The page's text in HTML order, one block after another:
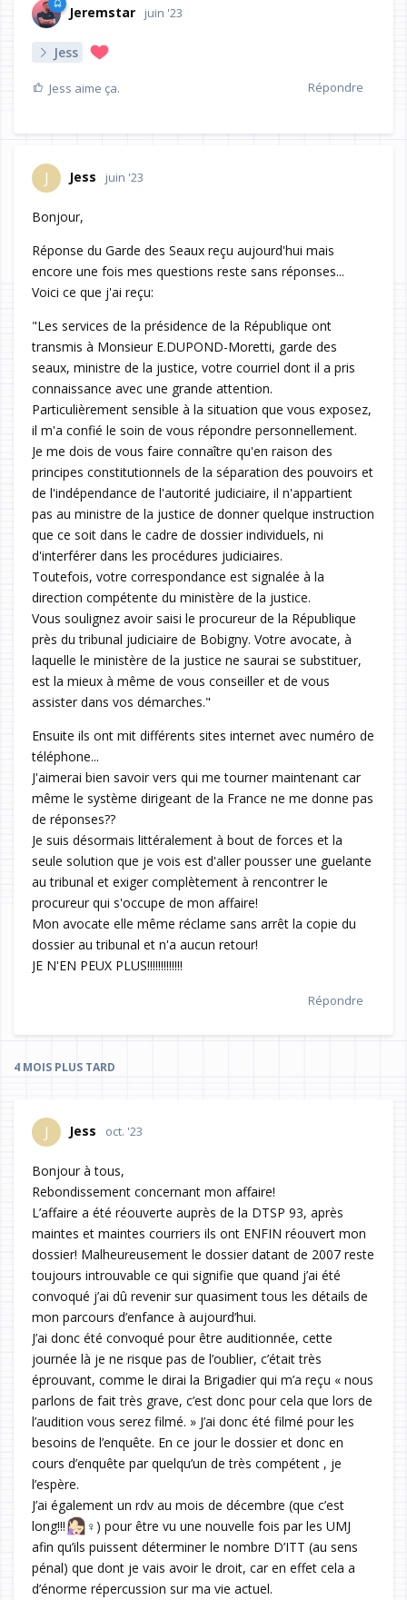
Jeremstar juin '23
Jess
Répondre
Jess aime ça.
J Jess juin '23
Bonjour,
Réponse du Garde des Seaux reçu aujourd'hui mais
encore une fois mes questions reste sans réponses...
Voici ce que j'ai reçu:
"Les services de la présidence de la République ont
transmis à Monsieur E.DUPOND-Moretti, garde des
seaux, ministre de la justice, votre courriel dont il a pris
connaissance avec une grande attention.
Particulièrement sensible à la situation que vous exposez,
il m'a confié le soin de vous répondre personnellement.
Je me dois de vous faire connaître qu'en raison des
principes constitutionnels de la séparation des pouvoirs et
de l'indépendance de l'autorité judiciaire, il n'appartient
pas au ministre de la justice de donner quelque instruction
que ce soit dans le cadre de dossier individuels, ni
d'interférer dans les procédures judiciaires.
Toutefois, votre correspondance est signalée à la
direction compétente du ministère de la justice.
Vous soulignez avoir saisi le procureur de la République
près du tribunal judiciaire de Bobigny. Votre avocate, à
laquelle le ministère de la justice ne saurai se substituer,
est la mieux à même de vous conseiller et de vous
assister dans vos démarches."
Ensuite ils ont mit différents sites internet avec numéro de
téléphone...
J'aimerai bien savoir vers qui me tourner maintenant car
même le système dirigeant de la France ne me donne pas
de réponses??
Je suis désormais littéralement à bout de forces et la
seule solution que je vois est d'aller pousser une guelante
au tribunal et exiger complètement à rencontrer le
procureur qui s'occupe de mon affaire!
Mon avocate elle même réclame sans arrêt la copie du
dossier au tribunal et n'a aucun retour!
JE N'EN PEUX PLUS!!!!!!!!!!!!!
Répondre
4 MOIS PLUS TARD
J Jess oct. '23
Bonjour à tous,
Rebondissement concernant mon affaire!
L’affaire a été réouverte auprès de la DTSP 93, après
maintes et maintes courriers ils ont ENFIN réouvert mon
dossier! Malheureusement le dossier datant de 2007 reste
toujours introuvable ce qui signifie que quand j’ai été
convoqué j’ai dû revenir sur quasiment tous les détails de
mon parcours d’enfance à aujourd’hui.
J’ai donc été convoqué pour être auditionnée, cette
journée là je ne risque pas de l’oublier, c’était très
éprouvant, comme le dirai la Brigadier qui m’a reçu « nous
parlons de fait très grave, c’est donc pour cela que lors de
l’audition vous serez filmé. » J’ai donc été filmé pour les
besoins de l’enquête. En ce jour le dossier et donc en
cours d’enquête par quelqu’un de très compétent , je
l’espère.
J’ai également un rdv au mois de décembre (que c’est
long!!!
‍♀️) pour être vu une nouvelle fois par les UMJ
afin qu’ils puissent déterminer le nombre D’ITT (au sens
pénal) que dont je vais avoir le droit, car en effet cela a
d’énorme répercussion sur ma vie actuel.